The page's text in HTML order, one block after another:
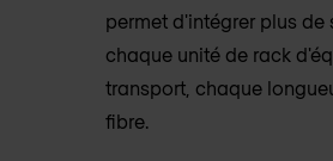
permet d'intégrer plus de
chaque unité de rack
transport, chaque
fibre.